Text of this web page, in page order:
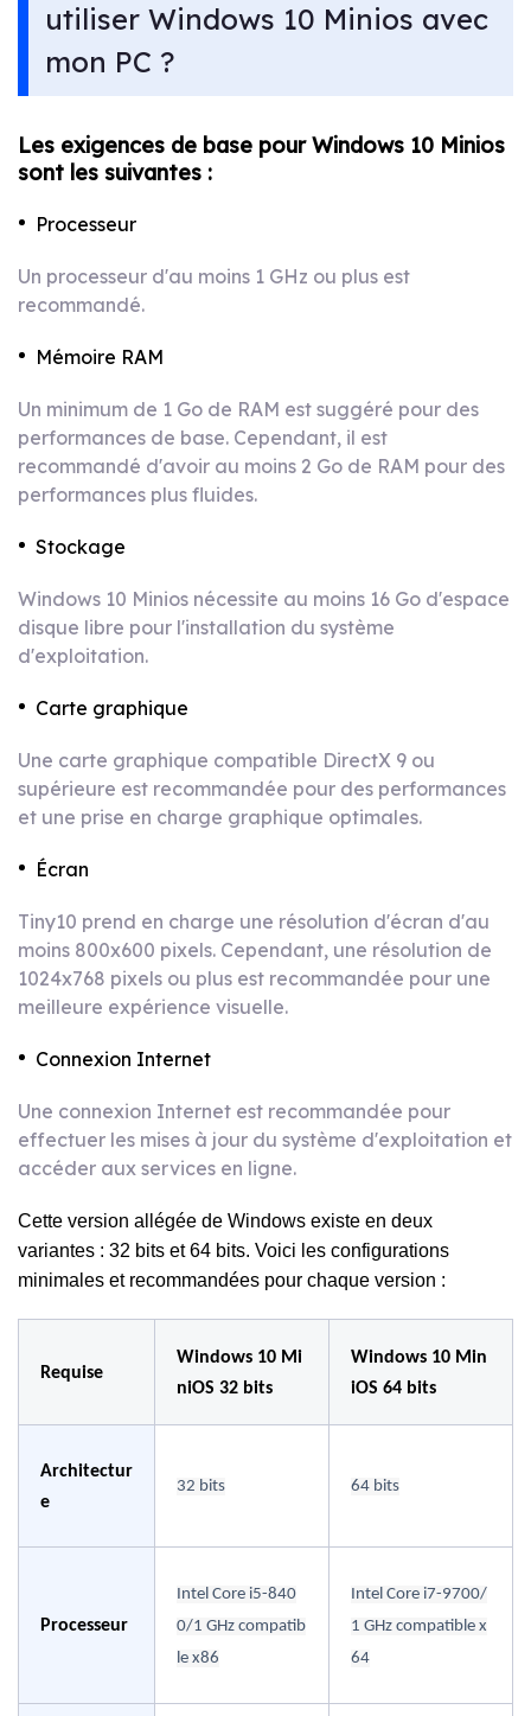
utiliser Windows 10 Minios avec
mon PC ?
Les exigences de base pour Windows 10 Minios
sont les suivantes :
Processeur
Un processeur d'au moins 1 GHz ou plus est
recommandé.
Mémoire RAM
Un minimum de 1 Go de RAM est suggéré pour des
performances de base. Cependant, il est
recommandé d'avoir au moins 2 Go de RAM pour des
performances plus fluides.
Stockage
Windows 10 Minios nécessite au moins 16 Go d'espace
disque libre pour l'installation du système
d'exploitation.
Carte graphique
Une carte graphique compatible DirectX 9 ou
supérieure est recommandée pour des performances
et une prise en charge graphique optimales.
Écran
Tiny10 prend en charge une résolution d'écran d'au
moins 800x600 pixels. Cependant, une résolution de
1024x768 pixels ou plus est recommandée pour une
meilleure expérience visuelle.
Connexion Internet
Une connexion Internet est recommandée pour
effectuer les mises à jour du système d'exploitation et
accéder aux services en ligne.
Cette version allégée de Windows existe en deux
variantes : 32 bits et 64 bits. Voici les configurations
minimales et recommandées pour chaque version :
Requise
Windows 10 Mi
niOS 32 bits
Windows 10 Min
iOS 64 bits
Architectur
e
32 bits 64 bits
Processeur
Intel Core i5-840
0/1 GHz compatib
le x86
Intel Core i7-9700/
1 GHz compatible x
64